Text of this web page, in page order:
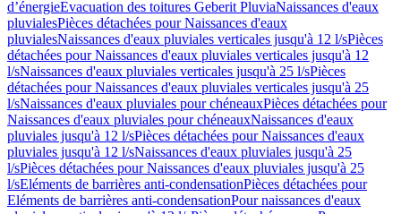
d’énergieEvacuation des toitures Geberit PluviaNaissances d'eaux
pluvialesPièces détachées pour Naissances d'eaux
pluvialesNaissances d'eaux pluviales verticales jusqu'à 12 l/sPièces
détachées pour Naissances d'eaux pluviales verticales jusqu'à 12
l/sNaissances d'eaux pluviales verticales jusqu'à 25 l/sPièces
détachées pour Naissances d'eaux pluviales verticales jusqu'à 25
l/sNaissances d'eaux pluviales pour chéneauxPièces détachées pour
Naissances d'eaux pluviales pour chéneauxNaissances d'eaux
pluviales jusqu'à 12 l/sPièces détachées pour Naissances d'eaux
pluviales jusqu'à 12 l/sNaissances d'eaux pluviales jusqu'à 25
l/sPièces détachées pour Naissances d'eaux pluviales jusqu'à 25
l/sEléments de barrières anti-condensationPièces détachées pour
Eléments de barrières anti-condensationPour naissances d'eaux